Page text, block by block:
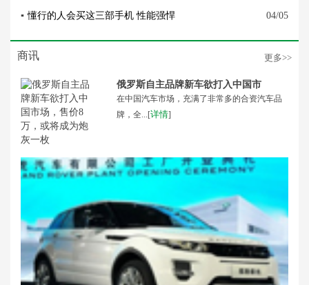
▪ 懂行的人会买这三部手机 性能强悍 04/05
商讯 更多>>
俄罗斯自主品牌新车欲打入中国市
在中国汽车市场，充满了非常多的合资汽车品
牌，全...[详情]